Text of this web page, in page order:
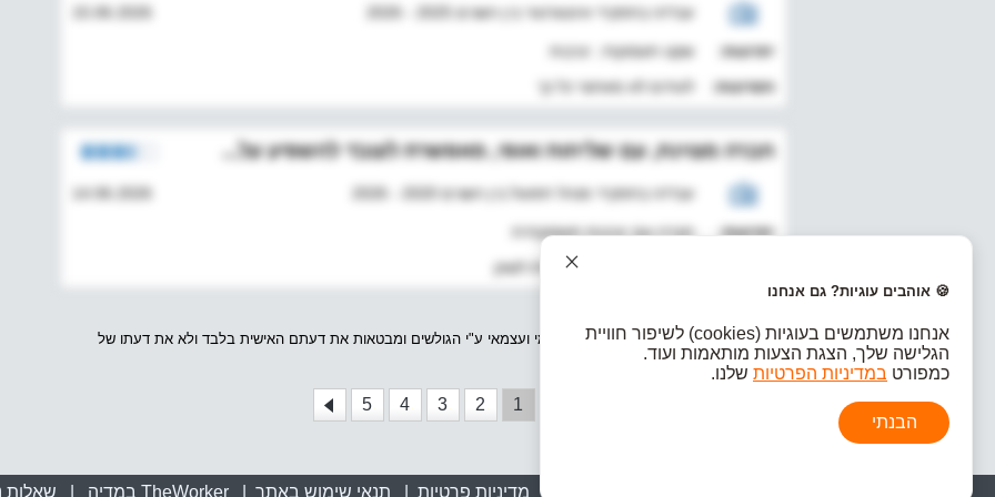
עבד/ה בתפקיד אינטגרטור בין השנים 2025 - 2026
יתרונות:
שקט תעסוקתי, יציבות
חסרונות:
לעתים לא מאתגר כל כך
חברה מצוינת, עם שליחות ואופי, מאפשרת לעובד להשפיע על...
עבד/ה בתפקיד מנהל תפעול בין השנים 2020 - 2026
יתרונות:
חברה עם יציבות תעסוקתית
שכר התחלתי נמוך יחסית לשוק
כל חוות הדעת באתר נכתבו באופן אנונימי ועצמאי ע"י הגולשים ומבטאות את דעתם האישית בלבד ולא את דעתו של
האתר.
1
2
3
4
5
| מדיניות פרטיות תנאי שימוש באתר TheWorker במדיה שאלות
🍪 אוהבים עוגיות? גם אנחנו
אנחנו משתמשים בעוגיות (cookies) לשיפור חוויית
הגלישה שלך, הצגת הצעות מותאמות ועוד.
כמפורט במדיניות הפרטיות שלנו.
הבנתי